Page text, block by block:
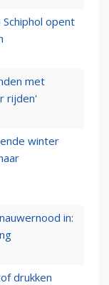
opent
met
rijden'
winter
in:
drukken